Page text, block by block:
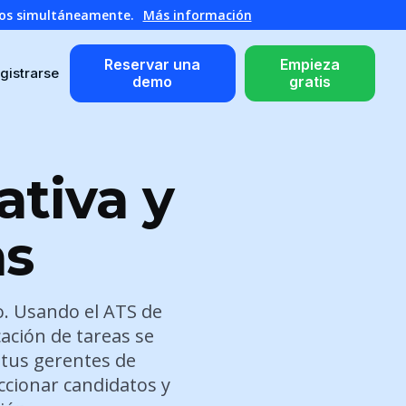
simultáneamente. Más información
Reservar una
demo
Empieza
gratis
y
el ATS de
de tareas se
gerentes de
candidatos y